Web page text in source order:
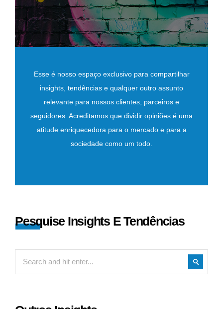
Esse é nosso espaço exclusivo para compartilhar
insights, tendências e qualquer outro assunto
relevante para nossos clientes, parceiros e
seguidores. Acreditamos que dividir opiniões é uma
atitude enriquecedora para o mercado e para a
sociedade como um todo.
Pesquise Insights E Tendências